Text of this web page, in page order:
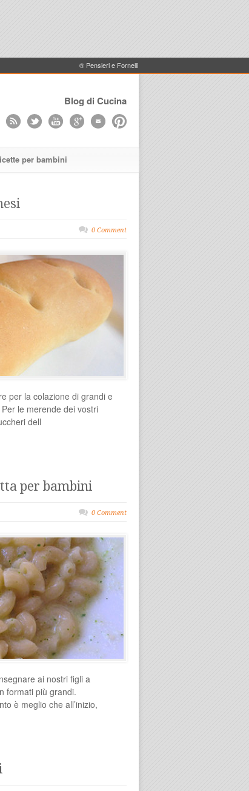
® Pensieri e Fornelli
Blog di Cucina
per bambini
0 Comment
per la colazione di grandi e
le merende dei vostri
dell
per bambini
0 Comment
ai nostri figli a
formati più grandi.
è meglio che all’inizio,